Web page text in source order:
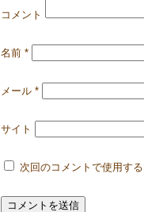
コメント
名前 *
メール *
サイト
次回のコメントで使用す